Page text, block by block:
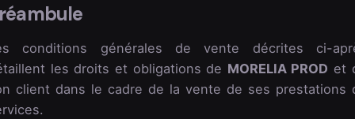
conditions générales de vente décrites ci-
les droits et obligations de MORELIA PROD et
client dans le cadre de la vente de ses prestations